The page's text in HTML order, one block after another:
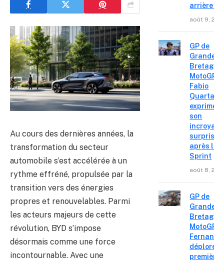
Au cours des dernières années, la
transformation du secteur
automobile s’est accélérée à un
rythme effréné, propulsée par la
transition vers des énergies
propres et renouvelables. Parmi
les acteurs majeurs de cette
révolution, BYD s’impose
désormais comme une force
incontournable. Avec une
arrière »
août 9,
GP de
Grande-
Bretagne
MotoGP :
Fabio
exprime
son
surprise
après le
Sprint
août 8,
GP de
Grande-
Bretagne
MotoGP :
déplore
première